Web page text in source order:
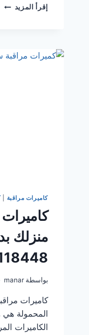
إقرأ المزيد
كاميرات مراقبة |
منزلك
بواسطة manar
كاميرات
المحمولة
الكاميرات